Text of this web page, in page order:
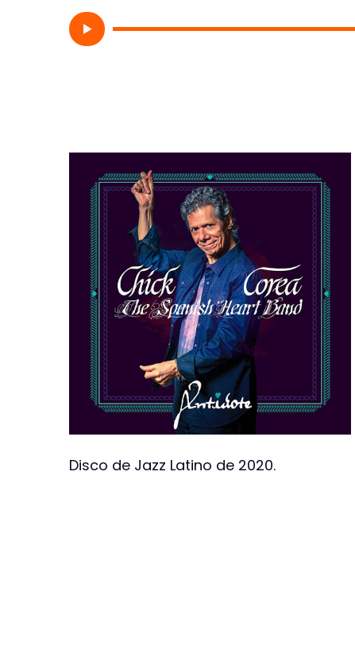
Disco de Jazz Latino de 2020.